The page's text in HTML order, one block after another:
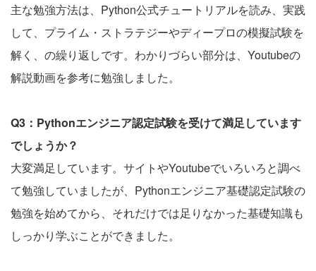
主な勉強方法は、Python公式チュートリアルを読み、実践
して、プライム・ストラテジーやディープロの模擬試験を
解く、の繰り返しです。わかりづらい部分は、Youtubeの
解説動画を参考に勉強しました。
Q3：Pythonエンジニア認定試験を受けて満足しています
でしょうか？
大変満足しています。サイトやYoutubeでいろいろと調べ
て勉強していましたが、Pythonエンジニア基礎認定試験の
勉強を始めてから、それだけでは足りなかった基礎知識も
しっかり学ぶことができました。